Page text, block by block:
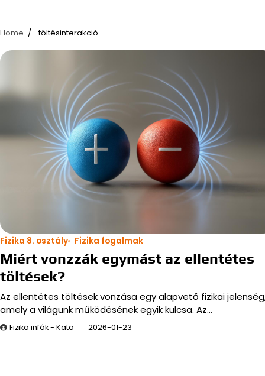
Home töltésinterakció
Fizika 8. osztály Fizika fogalmak
Miért vonzzák egymást az ellentétes
töltések?
Az ellentétes töltések vonzása egy alapvető fizikai
amely a világunk működésének egyik kulcsa. Az…
Fizika infók - Kata 2026-01-23